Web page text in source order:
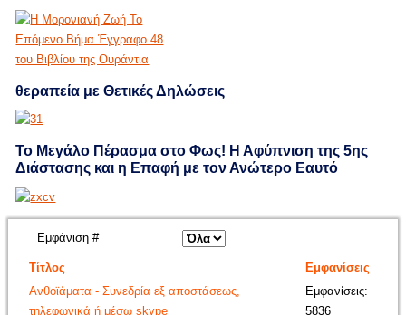
θεραπεία με Θετικές Δηλώσεις
Το Μεγάλο Πέρασμα στο Φως! Η Αφύπνιση της 5ης
Διάστασης και η Επαφή με τον Ανώτερο Εαυτό
Εμφάνιση #
Τίτλος
Εμφανίσεις
Ανθοϊάματα - Συνεδρία εξ αποστάσεως,
τηλεφωνικά ή μέσω skype
Εμφανίσεις:
5836